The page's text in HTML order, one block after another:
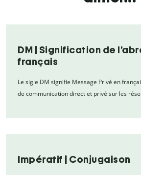
DM | Signification de
français
Le sigle DM signifie Message Privé en
de communication direct et privé sur les
Impératif | Conjugaison